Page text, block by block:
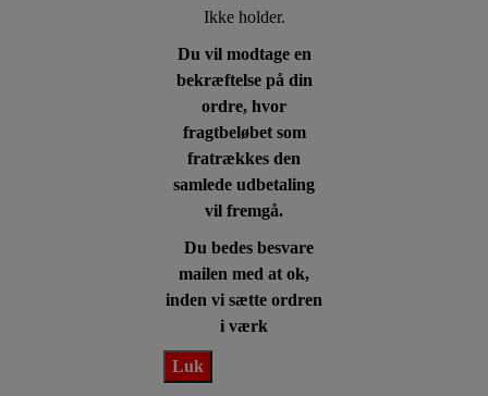
Ikke holder.
Du vil modtage en
bekræftelse på din
ordre, hvor
fragtbeløbet som
fratrækkes den
samlede udbetaling
vil fremgå.
Du bedes besvare
mailen med at ok,
inden vi sætte ordren
i værk
Luk